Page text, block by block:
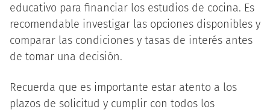
educativo para financiar los estudios de cocina. Es
recomendable investigar las opciones disponibles y
comparar las condiciones y tasas de interés antes
de tomar una decisión.
Recuerda que es importante estar atento a los
plazos de solicitud y cumplir con todos los